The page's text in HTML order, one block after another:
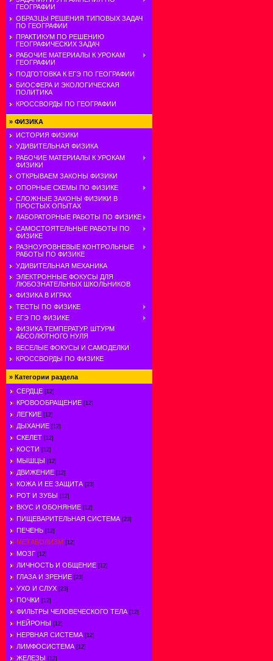
ГЕОГРАФИИ
ОБРАЗЦЫ РЕШЕНИЯ ТИПОВЫХ ЗАДАЧ
ПО ГЕОГРАФИИ
ПРАКТИКУМ ПО РЕШЕНИЮ
ГЕОГРАФИЧЕСКИХ ЗАДАЧ
РАБОЧИЕ МАТЕРИАЛЫ К УРОКАМ
ГЕОГРАФИИ
ПОДГОТОВКА К ЕГЭ ПО ГЕОГРАФИИ
БИОСФЕРА И ЭКОЛОГИЧЕСКАЯ
ПОЛИТИКА
КРОССВОРДЫ ПО ГЕОГРАФИИ
» ФИЗИКА
ИСТОРИЯ ФИЗИКИ
УДИВИТЕЛЬНАЯ ФИЗИКА
РАБОЧИЕ МАТЕРИАЛЫ К УРОКАМ
ФИЗИКИ
ОТКРЫВАЕМ ЗАКОНЫ ФИЗИКИ
ОПОРНЫЕ СХЕМЫ ПО ФИЗИКЕ
СЛОЖНЫЕ ЗАКОНЫ ФИЗИКИ В
ПРОСТЫХ ОПЫТАХ
ЛАБОРАТОРНЫЕ РАБОТЫ ПО ФИЗИКЕ
САМОСТОЯТЕЛЬНЫЕ РАБОТЫ ПО
ФИЗИКЕ
РАЗНОУРОВНЕВЫЕ КОНТРОЛЬНЫЕ
РАБОТЫ ПО ФИЗИКЕ
УДИВИТЕЛЬНАЯ МЕХАНИКА
ЭЛЕКТРОННЫЕ ФОКУСЫ ДЛЯ
ЛЮБОЗНАТЕЛЬНЫХ ШКОЛЬНИКОВ
ФИЗИКА В ИГРАХ
ТЕСТЫ ПО ФИЗИКЕ
ЕГЭ ПО ФИЗИКЕ
ФИЗИКА ТЕМПЕРАТУР. ШТУРМ
АБСОЛЮТНОГО НУЛЯ
ВЕСЕЛЫЕ ФОКУСЫ И САМОДЕЛКИ
КРОССВОРДЫ ПО ФИЗИКЕ
» Категории раздела
СЕРДЦЕ [12]
КРОВООБРАЩЕНИЕ [12]
ЛЕГКИЕ [12]
ДЫХАНИЕ [12]
СКЕЛЕТ [12]
КОСТИ [12]
МЫШЦЫ [12]
ДВИЖЕНИЕ [12]
КОЖА И ЕЕ ЗАЩИТА [23]
РОТ И ЗУБЫ [12]
ВКУС И ОБОНЯНИЕ [12]
ПИЩЕВАРИТЕЛЬНАЯ СИСТЕМА [23]
ПЕЧЕНЬ [12]
МЕТАБОЛИЗМ [12]
МОЗГ [12]
ЛИЧНОСТЬ И ОБЩЕНИЕ [12]
ГЛАЗА И ЗРЕНИЕ [23]
УХО И СЛУХ [23]
ПОЧКИ [12]
ФИЛЬТРЫ ЧЕЛОВЕЧЕСКОГО ТЕЛА [12]
НЕЙРОНЫ [12]
НЕРВНАЯ СИСТЕМА [12]
ЛИМФОСИСТЕМА [12]
ЖЕЛЕЗЫ [12]